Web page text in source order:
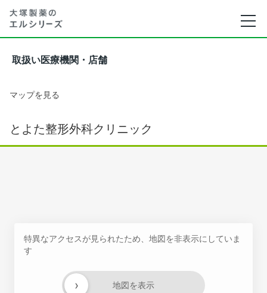
取扱い医療機関・店舗
マップを見る
とよた整形外科クリニック
特異なアクセスが見られたため、地図を非表示にしていま
す
地図を表示
›